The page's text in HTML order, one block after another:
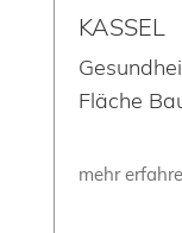
KASSEL
Fläche
mehr